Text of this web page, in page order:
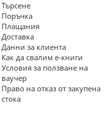
Търсене
Поръчка
Плащания
Доставка
Данни за клиента
Как да свалим е-книги
Условия за ползване на
ваучер
Право на отказ от закупена
стока